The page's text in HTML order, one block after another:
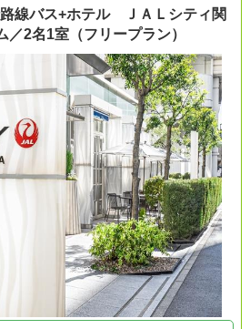
線バス+ホテル ＪＡＬシティ関
2名1室（フリープラン）